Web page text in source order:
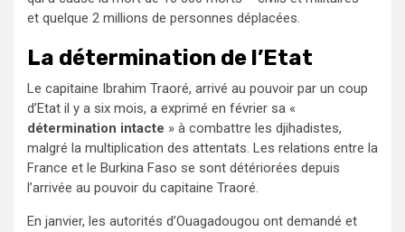
et quelque 2 millions de personnes déplacées.
La détermination de l’Etat
Le capitaine Ibrahim Traoré, arrivé au pouvoir par un coup
d’Etat il y a six mois, a exprimé en février sa «
détermination intacte » à combattre les djihadistes,
malgré la multiplication des attentats. Les relations entre la
France et le Burkina Faso se sont détériorées depuis
l’arrivée au pouvoir du capitaine Traoré.
En janvier, les autorités d’Ouagadougou ont demandé et